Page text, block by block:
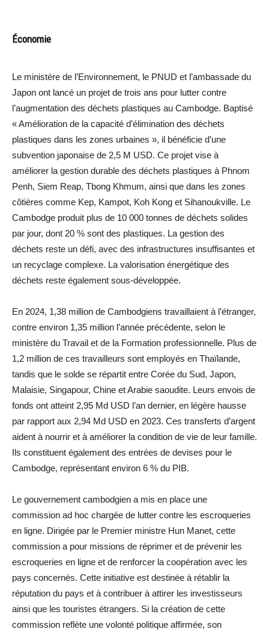
Économie
Le ministère de l’Environnement, le PNUD et l’ambassade du
Japon ont lancé un projet de trois ans pour lutter contre
l’augmentation des déchets plastiques au Cambodge. Baptisé
« Amélioration de la capacité d’élimination des déchets
plastiques dans les zones urbaines », il bénéficie d’une
subvention japonaise de 2,5 M USD. Ce projet vise à
améliorer la gestion durable des déchets plastiques à Phnom
Penh, Siem Reap, Tbong Khmum, ainsi que dans les zones
côtières comme Kep, Kampot, Koh Kong et Sihanoukville. Le
Cambodge produit plus de 10 000 tonnes de déchets solides
par jour, dont 20 % sont des plastiques. La gestion des
déchets reste un défi, avec des infrastructures insuffisantes et
un recyclage complexe. La valorisation énergétique des
déchets reste également sous-développée.
En 2024, 1,38 million de Cambodgiens travaillaient à l’étranger,
contre environ 1,35 million l’année précédente, selon le
ministère du Travail et de la Formation professionnelle. Plus de
1,2 million de ces travailleurs sont employés en Thaïlande,
tandis que le solde se répartit entre Corée du Sud, Japon,
Malaisie, Singapour, Chine et Arabie saoudite. Leurs envois de
fonds ont atteint 2,95 Md USD l’an dernier, en légère hausse
par rapport aux 2,94 Md USD en 2023. Ces transferts d’argent
aident à nourrir et à améliorer la condition de vie de leur famille.
Ils constituent également des entrées de devises pour le
Cambodge, représentant environ 6 % du PIB.
Le gouvernement cambodgien a mis en place une
commission ad hoc chargée de lutter contre les escroqueries
en ligne. Dirigée par le Premier ministre Hun Manet, cette
commission a pour missions de réprimer et de prévenir les
escroqueries en ligne et de renforcer la coopération avec les
pays concernés. Cette initiative est destinée à rétablir la
réputation du pays et à contribuer à attirer les investisseurs
ainsi que les touristes étrangers. Si la création de cette
commission reflète une volonté politique affirmée, son